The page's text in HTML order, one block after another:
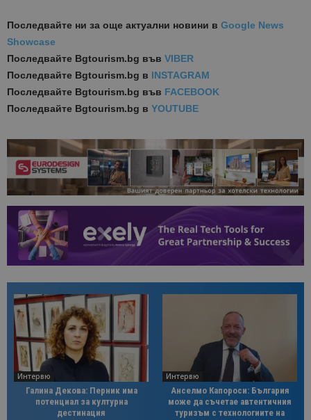
Последвайте ни за още актуални новини в Google News
Showcase
Последвайте Bgtourism.bg във VIBER
Последвайте Bgtourism.bg в INSTAGRAM
Последвайте Bgtourism.bg във FACEBOOK
Последвайте Bgtourism.bg в YOUTUBE
Интервю
Галина Декова: Перник има
потенциал за културна
дестинация
Интервю
Анселмо Капороси: България
може да съчетае автентичния
туризъм с технологиите на